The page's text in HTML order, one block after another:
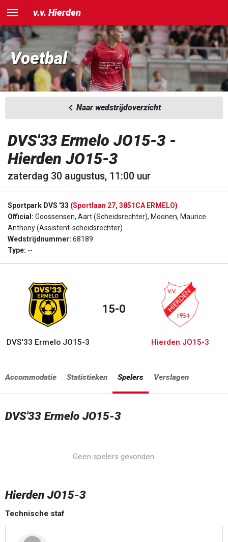
v.v. Hierden
Voetbal
Naar wedstrijdoverzicht
DVS'33 Ermelo JO15-3 -
Hierden JO15-3
zaterdag 30 augustus, 11:00 uur
Sportpark DVS '33 (Sportlaan 27, 3851CA ERMELO)
Official: Goossensen, Aart (Scheidsrechter), Moonen, Maurice
Anthony (Assistent-scheidsrechter)
Wedstrijdnummer: 68189
Type: --
DVS'33 Ermelo JO15-3
15-0
Hierden JO15-3
Accommodatie Statistieken Spelers Verslagen
DVS'33 Ermelo JO15-3
Geen spelers gevonden.
Hierden JO15-3
Technische staf